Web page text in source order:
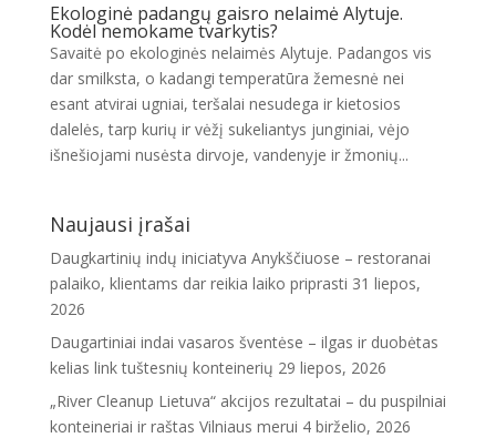
Ekologinė padangų gaisro nelaimė Alytuje.
Kodėl nemokame tvarkytis?
Savaitė po ekologinės nelaimės Alytuje. Padangos vis
dar smilksta, o kadangi temperatūra žemesnė nei
esant atvirai ugniai, teršalai nesudega ir kietosios
dalelės, tarp kurių ir vėžį sukeliantys junginiai, vėjo
išnešiojami nusėsta dirvoje, vandenyje ir žmonių...
Naujausi įrašai
Daugkartinių indų iniciatyva Anykščiuose – restoranai
palaiko, klientams dar reikia laiko priprasti 31 liepos,
2026
Daugartiniai indai vasaros šventėse – ilgas ir duobėtas
kelias link tuštesnių konteinerių 29 liepos, 2026
„River Cleanup Lietuva“ akcijos rezultatai – du puspilniai
konteineriai ir raštas Vilniaus merui 4 birželio, 2026